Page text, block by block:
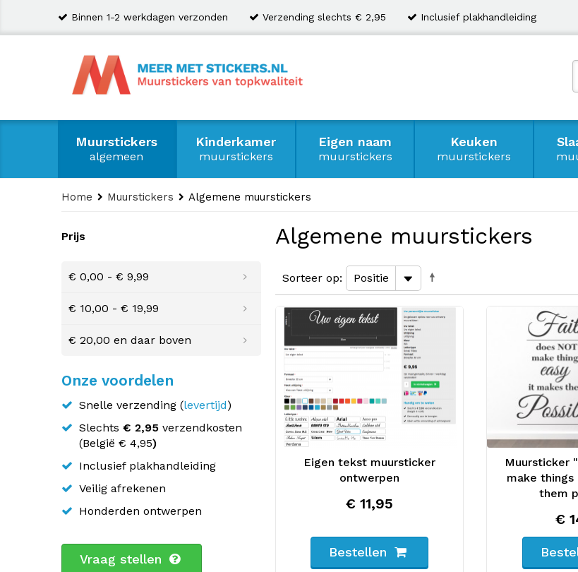
Binnen 1-2 werkdagen verzonden Verzending slechts € 2,95 Inclusief plakhandleiding
Muurstickers
algemeen
Kinderkamer
muurstickers
Eigen naam
muurstickers
Keuken
muurstickers
Home Muurstickers Algemene muurstickers
Prijs
€ 0,00 - € 9,99
€ 10,00 - € 19,99
€ 20,00 en daar boven
Algemene muurstickers
Sorteer op
Eigen tekst muursticker
ontwerpen
€ 11,95
Bestellen
Muursticker
make things
them
€
Onze voordelen
Snelle verzending (levertijd)
Slechts € 2,95 verzendkosten
(België € 4,95)
Inclusief plakhandleiding
Veilig afrekenen
Honderden ontwerpen
Vraag stellen